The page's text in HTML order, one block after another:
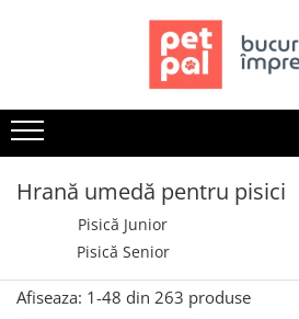
Câini
Hrană Uscată Câini
Câine Junior
Câine Senior
Câine Junior
Hrană umedă pentru pisici
Pisică Junior
Pisică Senior
Afiseaza: 1-48 din 263 produse